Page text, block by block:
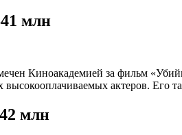
млн
Киноакадемией за фильм
актеров. Его
млн